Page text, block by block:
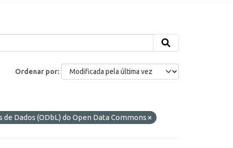
Ordenar por
de Dados (ODbL) do Open Data Commons